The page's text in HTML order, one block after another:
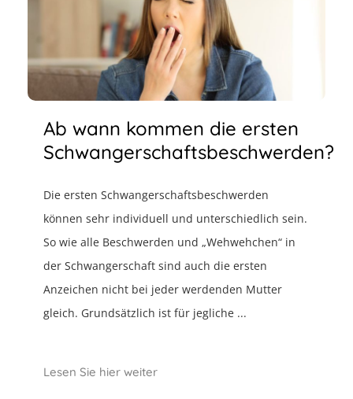
Ab wann kommen die ersten
Schwangerschaftsbeschwerden?
Die ersten Schwangerschaftsbeschwerden
können sehr individuell und unterschiedlich sein.
So wie alle Beschwerden und „Wehwehchen“ in
der Schwangerschaft sind auch die ersten
Anzeichen nicht bei jeder werdenden Mutter
gleich. Grundsätzlich ist für jegliche ...
Lesen Sie hier weiter